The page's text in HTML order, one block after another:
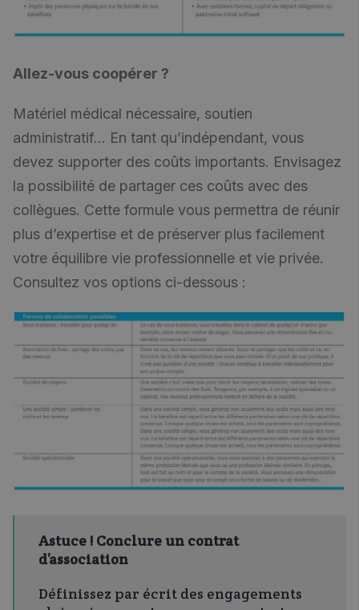
Allez-vous coopérer ?
Matériel médical nécessaire, soutien
administratif… En tant qu’indépendant, vous
devez supporter des coûts importants. Envisagez
la possibilité de partager ces coûts avec des
collègues. Cette formule vous permettra de réunir
plus d’expertise et de préserver plus facilement
votre équilibre vie professionnelle et vie privée.
Consultez vos options ci-dessous :
Astuce ! Conclure un contrat
d’association
Définissez par écrit des engagements